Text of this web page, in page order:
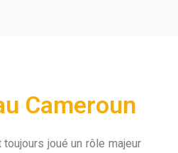
Cameroun
joué un rôle majeur